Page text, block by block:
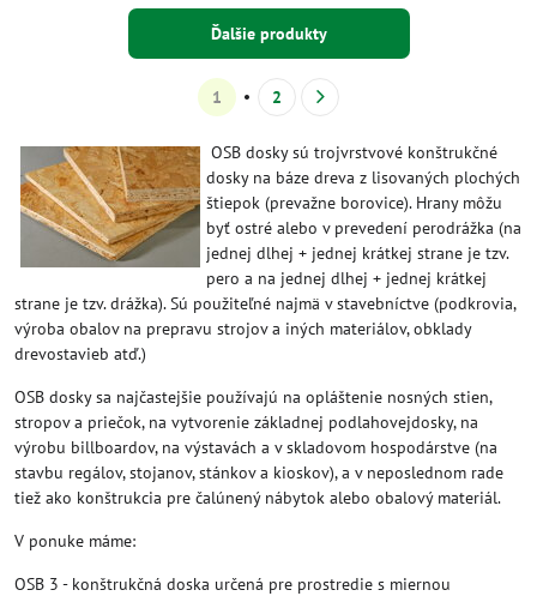
Ďalšie produkty
1 2
OSB dosky sú trojvrstvové konštrukčné
dosky na báze dreva z lisovaných plochých
štiepok (prevažne borovice). Hrany môžu
byť ostré alebo v prevedení perodrážka (na
jednej dlhej + jednej krátkej strane je tzv.
pero a na jednej dlhej + jednej krátkej
strane je tzv. drážka). Sú použiteľné najmä v stavebníctve (podkrovia,
výroba obalov na prepravu strojov a iných materiálov, obklady
drevostavieb atď.)
OSB dosky sa najčastejšie používajú na opláštenie nosných stien,
stropov a priečok, na vytvorenie základnej podlahovejdosky, na
výrobu billboardov, na výstavách a v skladovom hospodárstve (na
stavbu regálov, stojanov, stánkov a kioskov), a v neposlednom rade
tiež ako konštrukcia pre čalúnený nábytok alebo obalový materiál.
V ponuke máme:
OSB 3 - konštrukčná doska určená pre prostredie s miernou